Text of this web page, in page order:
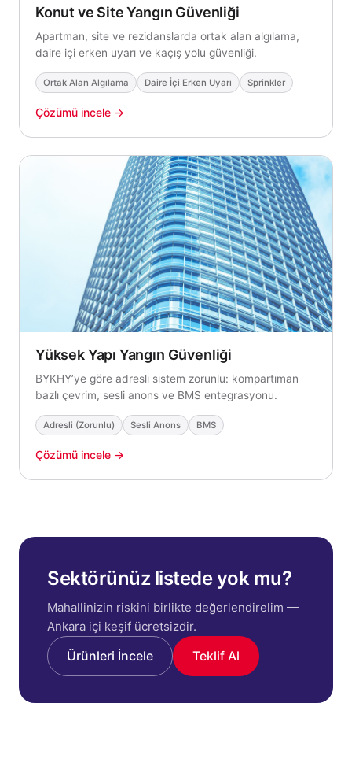
Konut ve Site Yangın Güvenliği
Apartman, site ve rezidanslarda ortak alan algılama,
daire içi erken uyarı ve kaçış yolu güvenliği.
Ortak Alan Algılama Daire İçi Erken Uyarı Sprinkler
Çözümü incele →
Yüksek Yapı Yangın Güvenliği
BYKHY’ye göre adresli sistem zorunlu: kompartıman
bazlı çevrim, sesli anons ve BMS entegrasyonu.
Adresli (Zorunlu) Sesli Anons BMS
Çözümü incele →
Sektörünüz listede yok mu?
Mahallinizin riskini birlikte değerlendirelim —
Ankara içi keşif ücretsizdir.
Ürünleri İncele Teklif Al